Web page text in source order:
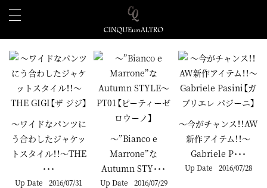
～ワイドなパンツに
う合わしたジャケッ
トスタイル！！～THE
･･･
Up Date 2016/07/31
～”Bianco e
Marrone”な
Autumn STY･･･
Up Date 2016/07/29
～今がチャンス！！AW
新作アイテム！！～
Gabriele P･･･
Up Date 2016/07/28